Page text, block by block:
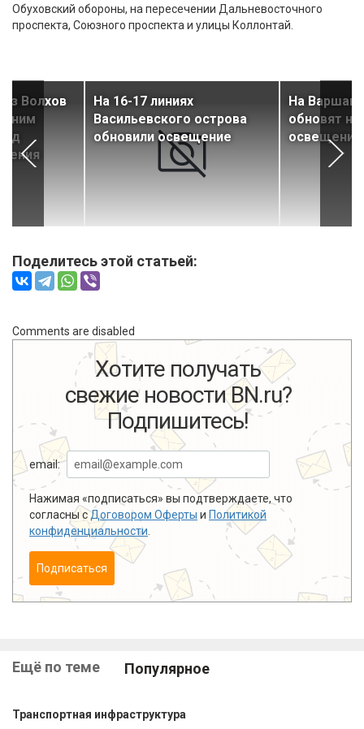
Обуховский обороны, на пересечении Дальневосточного
проспекта, Союзного проспекта и улицы Коллонтай.
Волхов
На 16-17 линиях
Васильевского острова
обновили освещение
На
обновят
освещение
Поделитесь этой статьей:
Comments are disabled
Хотите получать
свежие новости BN.ru?
Подпишитесь!
email:
Нажимая «подписаться» вы подтверждаете, что
согласны сДоговором Оферты и Политикой
конфиденциальности
Подписаться
Ещё по теме Популярное
Транспортная инфраструктура